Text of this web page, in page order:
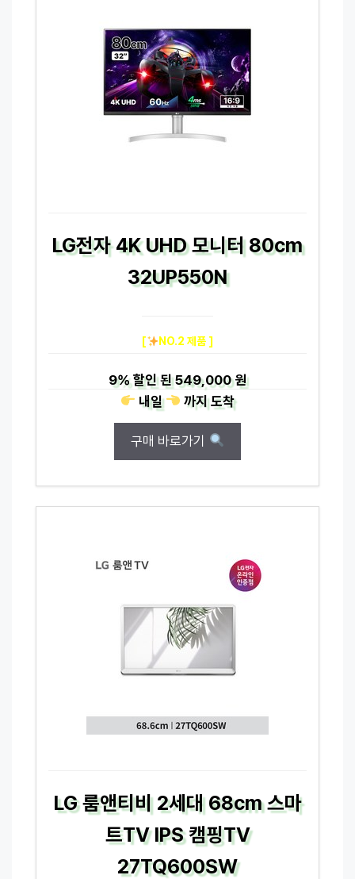
LG전자 4K UHD 모니터 80cm
32UP550N
[ NO.2 제품 ]
9%할인 된549,000 원
내일
까지도착
구매 바로가기
LG 룸앤티비 2세대 68cm 스마
트TV IPS 캠핑TV
27TQ600SW